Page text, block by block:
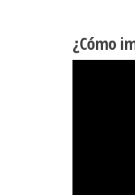
¿Cómo